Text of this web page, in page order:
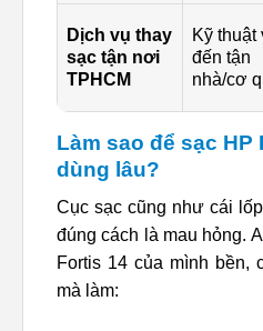
Dịch vụ thay
sạc tận nơi
TPHCM
Kỹ thuật
đến tận
nhà/cơ
Làm sao để sạc HP
dùng lâu?
Cục sạc cũng như cái
đúng cách là mau hỏng.
Fortis 14 của mình bền,
mà làm: